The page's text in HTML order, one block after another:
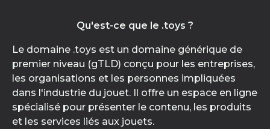
Qu'est-ce que le .toys ?
Le domaine .toys est un domaine générique de
premier niveau (gTLD) conçu pour les entreprises,
les organisations et les personnes impliquées
dans l'industrie du jouet. Il offre un espace en ligne
spécialisé pour présenter le contenu, les produits
et les services liés aux jouets.